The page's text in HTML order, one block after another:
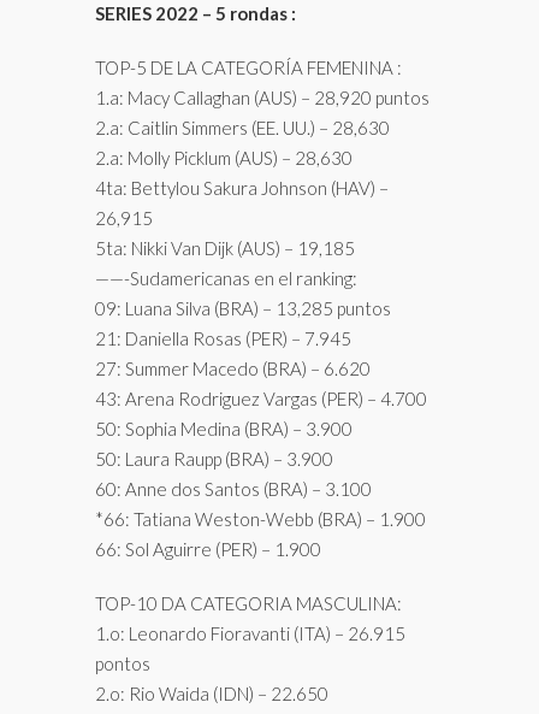
SERIES 2022 – 5 rondas :
TOP-5 DE LA CATEGORÍA FEMENINA :
1.a: Macy Callaghan (AUS) – 28,920 puntos
2.a: Caitlin Simmers (EE. UU.) – 28,630
2.a: Molly Picklum (AUS) – 28,630
4ta: Bettylou Sakura Johnson (HAV) –
26,915
5ta: Nikki Van Dijk (AUS) – 19,185
——-Sudamericanas en el ranking:
09: Luana Silva (BRA) – 13,285 puntos
21: Daniella Rosas (PER) – 7.945
27: Summer Macedo (BRA) – 6.620
43: Arena Rodriguez Vargas (PER) – 4.700
50: Sophia Medina (BRA) – 3.900
50: Laura Raupp (BRA) – 3.900
60: Anne dos Santos (BRA) – 3.100
*66: Tatiana Weston-Webb (BRA) – 1.900
66: Sol Aguirre (PER) – 1.900
TOP-10 DA CATEGORIA MASCULINA:
1.o: Leonardo Fioravanti (ITA) – 26.915
pontos
2.o: Rio Waida (IDN) – 22.650